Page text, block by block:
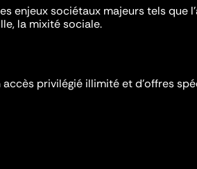
enjeux sociétaux majeurs tels que
la mixité sociale.
accès privilégié illimité et d’offres